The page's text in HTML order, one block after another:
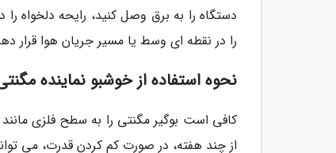
دستگاه را به برق وصل کنید، رایحه دلخواه
را در نقطه ای وسط یا مسیر جریان هوا قرار
نحوه استفاده از خوشبو نماینده
کافی است بوگیر مگنتی را به سطح فلزی
از چند هفته، در صورت کم کردن قدرت، می